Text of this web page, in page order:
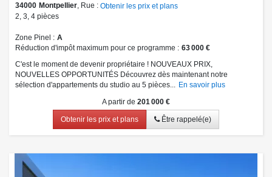
34000 Montpellier , Rue : Obtenir les prix et plans
2 3 4 pièces
Zone Pinel
A
Réduction d'impôt maximum pour ce programme
63 000 €
C'est le moment de devenir propriétaire ! NOUVEAUX PRIX,
NOUVELLES OPPORTUNITÉS Découvrez dès maintenant notre
sélection d'appartements du studio au 5 pièces...
En savoir plus
A partir de 201 000 €
Obtenir les prix et plans Être rappelé(e)